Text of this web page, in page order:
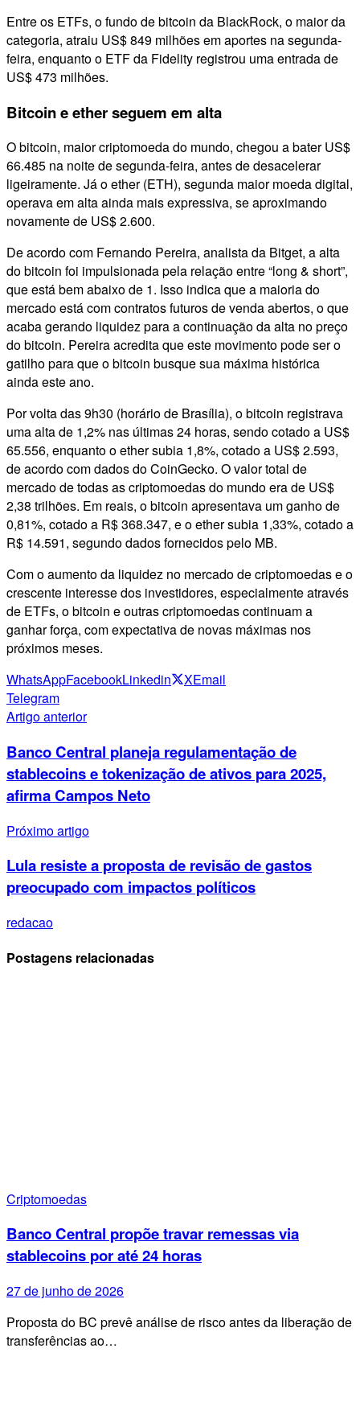
Entre os ETFs, o fundo de bitcoin da BlackRock, o maior da
categoria, atraiu US$ 849 milhões em aportes na segunda-
feira, enquanto o ETF da Fidelity registrou uma entrada de
US$ 473 milhões.
Bitcoin e ether seguem em alta
O bitcoin, maior criptomoeda do mundo, chegou a bater US$
66.485 na noite de segunda-feira, antes de desacelerar
ligeiramente. Já o ether (ETH), segunda maior moeda digital,
operava em alta ainda mais expressiva, se aproximando
novamente de US$ 2.600.
De acordo com Fernando Pereira, analista da Bitget, a alta
do bitcoin foi impulsionada pela relação entre “long & short”,
que está bem abaixo de 1. Isso indica que a maioria do
mercado está com contratos futuros de venda abertos, o que
acaba gerando liquidez para a continuação da alta no preço
do bitcoin. Pereira acredita que este movimento pode ser o
gatilho para que o bitcoin busque sua máxima histórica
ainda este ano.
Por volta das 9h30 (horário de Brasília), o bitcoin registrava
uma alta de 1,2% nas últimas 24 horas, sendo cotado a US$
65.556, enquanto o ether subia 1,8%, cotado a US$ 2.593,
de acordo com dados do CoinGecko. O valor total de
mercado de todas as criptomoedas do mundo era de US$
2,38 trilhões. Em reais, o bitcoin apresentava um ganho de
0,81%, cotado a R$ 368.347, e o ether subia 1,33%, cotado a
R$ 14.591, segundo dados fornecidos pelo MB.
Com o aumento da liquidez no mercado de criptomoedas e o
crescente interesse dos investidores, especialmente através
de ETFs, o bitcoin e outras criptomoedas continuam a
ganhar força, com expectativa de novas máximas nos
próximos meses.
WhatsAppFacebookLinkedin XEmail
Telegram
Artigo anterior
Banco Central planeja regulamentação de
stablecoins e tokenização de ativos para 2025,
afirma Campos Neto
Próximo artigo
Lula resiste a proposta de revisão de gastos
preocupado com impactos políticos
redacao
Postagens relacionadas
Criptomoedas
Banco Central propõe travar remessas via
stablecoins por até 24 horas
27 de junho de 2026
Proposta do BC prevê análise de risco antes da liberação de
transferências ao…